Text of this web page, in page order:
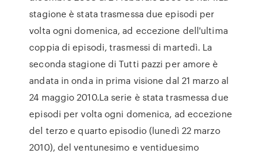
stagione è stata trasmessa due episodi per
volta ogni domenica, ad eccezione dell'ultima
coppia di episodi, trasmessi di martedì. La
seconda stagione di Tutti pazzi per amore è
andata in onda in prima visione dal 21 marzo al
24 maggio 2010.La serie è stata trasmessa due
episodi per volta ogni domenica, ad eccezione
del terzo e quarto episodio (lunedì 22 marzo
2010), del ventunesimo e ventiduesimo